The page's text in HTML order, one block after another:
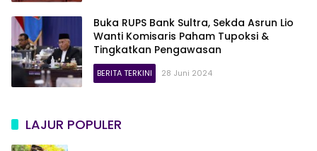
Buka RUPS Bank Sultra, Sekda Asrun Lio
Wanti Komisaris Paham Tupoksi &
Tingkatkan Pengawasan
BERITA TERKINI 28 Juni 2024
LAJUR POPULER